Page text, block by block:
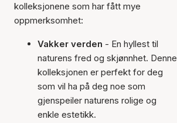
kolleksjonene som har fått mye
oppmerksomhet:
Vakker verden - En hyllest til
naturens fred og skjønnhet. Denne
kolleksjonen er perfekt for deg
som vil ha på deg noe som
gjenspeiler naturens rolige og
enkle estetikk.